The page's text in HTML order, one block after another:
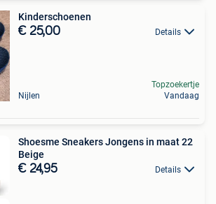
Kinderschoenen
€ 25,00 Details
Nijlen
Topzoekertje
Vandaag
Shoesme Sneakers Jongens in maat 22
Beige
€ 24,95 Details